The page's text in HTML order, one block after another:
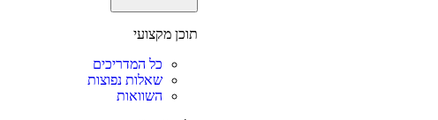
תוכן מקצועי
כל המדריכים
שאלות נפוצות
השוואות